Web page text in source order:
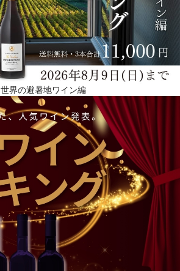
世界の避暑地ワイン編